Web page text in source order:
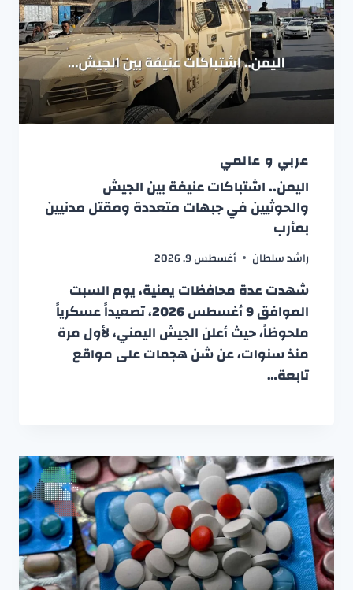
عربي و عالمي
اليمن.. اشتباكات عنيفة بين الجيش
والحوثيين في جبهات متعددة ومقتل مدنيين
بمأرب
راشد سلطان أغسطس 9, 2026
شهدت عدة محافظات يمنية، يوم السبت
الموافق 9 أغسطس 2026، تصعيداً عسكرياً
ملحوظاً، حيث أعلن الجيش اليمني، لأول مرة
منذ سنوات، عن شن هجمات على مواقع
تابعة…